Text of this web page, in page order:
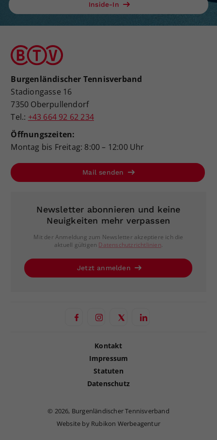
Inside-In
Burgenländischer Tennisverband
Stadiongasse 16
7350 Oberpullendorf
Tel.: +43 664 92 62 234
Öffnungszeiten:
Montag bis Freitag: 8:00 – 12:00 Uhr
Mail senden
Newsletter abonnieren und keine
Neuigkeiten mehr verpassen
Mit der Anmeldung zum Newsletter akzeptiere ich die
aktuell gültigen Datenschutzrichtlinien.
Jetzt anmelden
Kontakt
Impressum
Statuten
Datenschutz
© 2026, Burgenländischer Tennisverband
Website by Rubikon Werbeagentur